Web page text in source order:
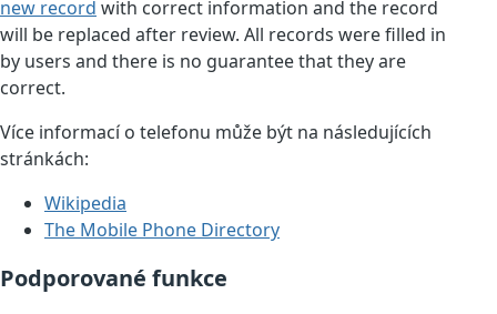
new record with correct information and the record
will be replaced after review. All records were filled in
by users and there is no guarantee that they are
correct.
Více informací o telefonu může být na následujících
stránkách:
Wikipedia
The Mobile Phone Directory
Podporované funkce